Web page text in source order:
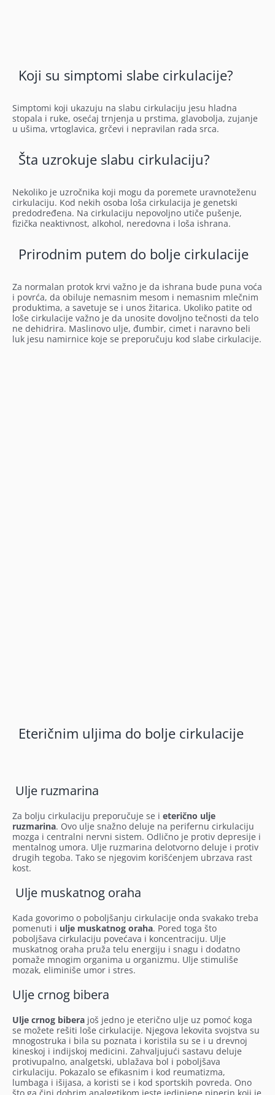
Koji su simptomi slabe cirkulacije?
Simptomi koji ukazuju na slabu cirkulaciju jesu hladna
stopala i ruke, osećaj trnjenja u prstima, glavobolja, zujanje
u ušima, vrtoglavica, grčevi i nepravilan rada srca.
Šta uzrokuje slabu cirkulaciju?
Nekoliko je uzročnika koji mogu da poremete uravnoteženu
cirkulaciju. Kod nekih osoba loša cirkulacija je genetski
predodređena. Na cirkulaciju nepovoljno utiče pušenje,
fizička neaktivnost, alkohol, neredovna i loša ishrana.
Prirodnim putem do bolje cirkulacije
Za normalan protok krvi važno je da ishrana bude puna voća
i povrća, da obiluje nemasnim mesom i nemasnim mlečnim
produktima, a savetuje se i unos žitarica. Ukoliko patite od
loše cirkulacije važno je da unosite dovoljno tečnosti da telo
ne dehidrira. Maslinovo ulje, đumbir, cimet i naravno beli
luk jesu namirnice koje se preporučuju kod slabe cirkulacije.
Eteričnim uljima do bolje cirkulacije
Ulje ruzmarina
Za bolju cirkulaciju preporučuje se i eterično ulje
ruzmarina. Ovo ulje snažno deluje na perifernu cirkulaciju
mozga i centralni nervni sistem. Odlično je protiv depresije i
mentalnog umora. Ulje ruzmarina delotvorno deluje i protiv
drugih tegoba. Tako se njegovim korišćenjem ubrzava rast
kost.
Ulje muskatnog oraha
Kada govorimo o poboljšanju cirkulacije onda svakako treba
pomenuti i ulje muskatnog oraha. Pored toga što
poboljšava cirkulaciju povećava i koncentraciju. Ulje
muskatnog oraha pruža telu energiju i snagu i dodatno
pomaže mnogim organima u organizmu. Ulje stimuliše
mozak, eliminiše umor i stres.
Ulje crnog bibera
Ulje crnog bibera još jedno je eterično ulje uz pomoć koga
se možete rešiti loše cirkulacije. Njegova lekovita svojstva su
mnogostruka i bila su poznata i koristila su se i u drevnoj
kineskoj i indijskoj medicini. Zahvaljujući sastavu deluje
protivupalno, analgetski, ublažava bol i poboljšava
cirkulaciju. Pokazalo se efikasnim i kod reumatizma,
lumbaga i išijasa, a koristi se i kod sportskih povreda. Ono